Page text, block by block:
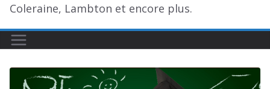
Coleraine, Lambton et encore plus.